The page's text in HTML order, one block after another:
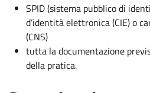
SPID (sistema pubblico di
d’identità elettronica (CIE) o
(CNS)
tutta la documentazione
della pratica.